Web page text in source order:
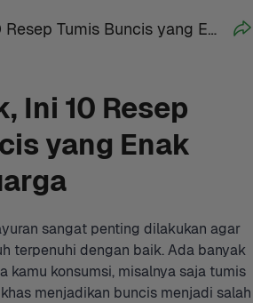
Ini 10 Resep
yang Enak
sangat penting dilakukan agar
terpenuhi dengan baik. Ada banyak
kamu konsumsi, misalnya saja tumis
menjadikan buncis menjadi salah
Cobain Yuk, Ini 10 Resep Tumis Buncis yang Enak untuk Keluarga